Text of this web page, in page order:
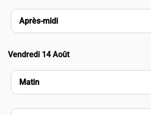
Après-midi
Vendredi 14 Août
Matin